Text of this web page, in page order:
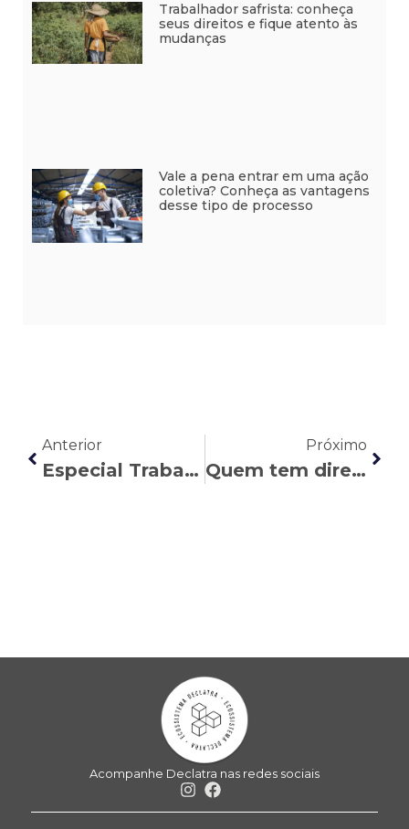
Trabalhador safrista: conheça
seus direitos e fique atento às
mudanças
Vale a pena entrar em uma ação
coletiva? Conheça as vantagens
desse tipo de processo
Anterior
Especial Trabalho Híbrido – O desafio da sustentabilidade
Próximo
Quem tem direito à indenização por transporte de valores?
Acompanhe Declatra nas redes sociais